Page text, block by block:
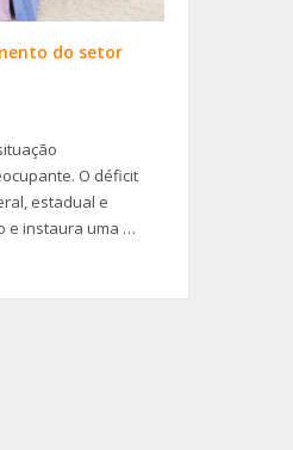
do setor
O déficit
estadual e
e instaura uma …